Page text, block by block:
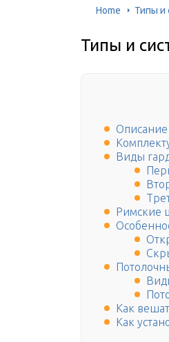
Home Типы и
Типы и
Виды
Римские
Как
Как